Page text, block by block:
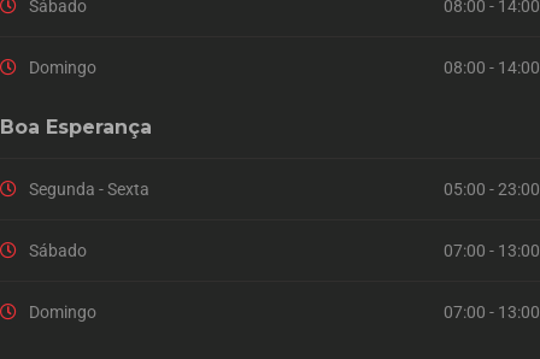
Sábado 08:00 - 14:00
Domingo 08:00 - 14:00
Boa Esperança
Segunda - Sexta 05:00 - 23:00
Sábado 07:00 - 13:00
Domingo 07:00 - 13:00